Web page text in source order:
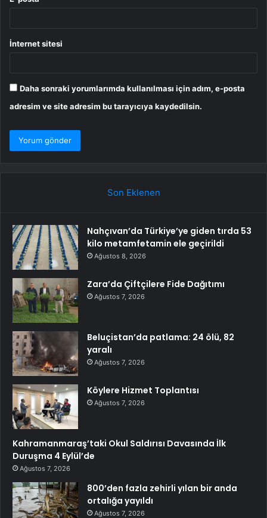
İnternet sitesi
Daha sonraki yorumlarımda kullanılması için adım, e-posta
adresim ve site adresim bu tarayıcıya kaydedilsin.
Son Eklenen
Nahçıvan’da Türkiye’ye giden tırda 53
kilo metamfetamin ele geçirildi
Ağustos 8, 2026
Zara’da Çiftçilere Fide Dağıtımı
Ağustos 7, 2026
Beluçistan’da patlama: 24 ölü, 82
yaralı
Ağustos 7, 2026
Köylere Hizmet Toplantısı
Ağustos 7, 2026
Kahramanmaraş’taki Okul Saldırısı Davasında İlk
Duruşma 4 Eylül’de
Ağustos 7, 2026
800’den fazla zehirli yılan bir anda
ortalığa yayıldı
Ağustos 7, 2026